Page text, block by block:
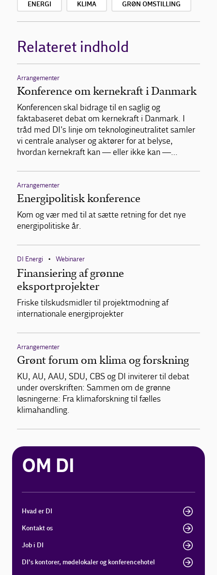
ENERGI KLIMA GRØN OMSTILLING
Relateret indhold
Arrangementer
Konference om kernekraft i Danmark
Konferencen skal bidrage til en saglig og
faktabaseret debat om kernekraft i Danmark. I
tråd med DI's linje om teknologineutralitet samler
vi centrale analyser og aktører for at belyse,
hvordan kernekraft kan — eller ikke kan —…
Arrangementer
Energipolitisk konference
Kom og vær med til at sætte retning for det nye
energipolitiske år.
DI Energi • Webinarer
Finansiering af grønne
eksportprojekter
Friske tilskudsmidler til projektmodning af
internationale energiprojekter
Arrangementer
Grønt forum om klima og forskning
KU, AU, AAU, SDU, CBS og DI inviterer til debat
under overskriften: Sammen om de grønne
løsningerne: Fra klimaforskning til fælles
klimahandling.
OM DI
Hvad er DI
Kontakt os
Job i DI
DI's kontorer, mødelokaler og konferencehotel